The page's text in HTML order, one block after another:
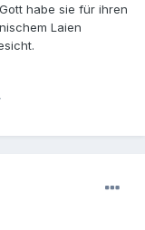
habe sie für ihren
Laien